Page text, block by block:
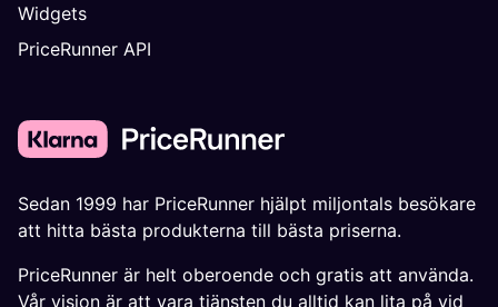
Widgets
PriceRunner API
Sedan 1999 har PriceRunner hjälpt miljontals besökare
att hitta bästa produkterna till bästa priserna.
PriceRunner är helt oberoende och gratis att använda.
Vår vision är att vara tjänsten du alltid kan lita på vid